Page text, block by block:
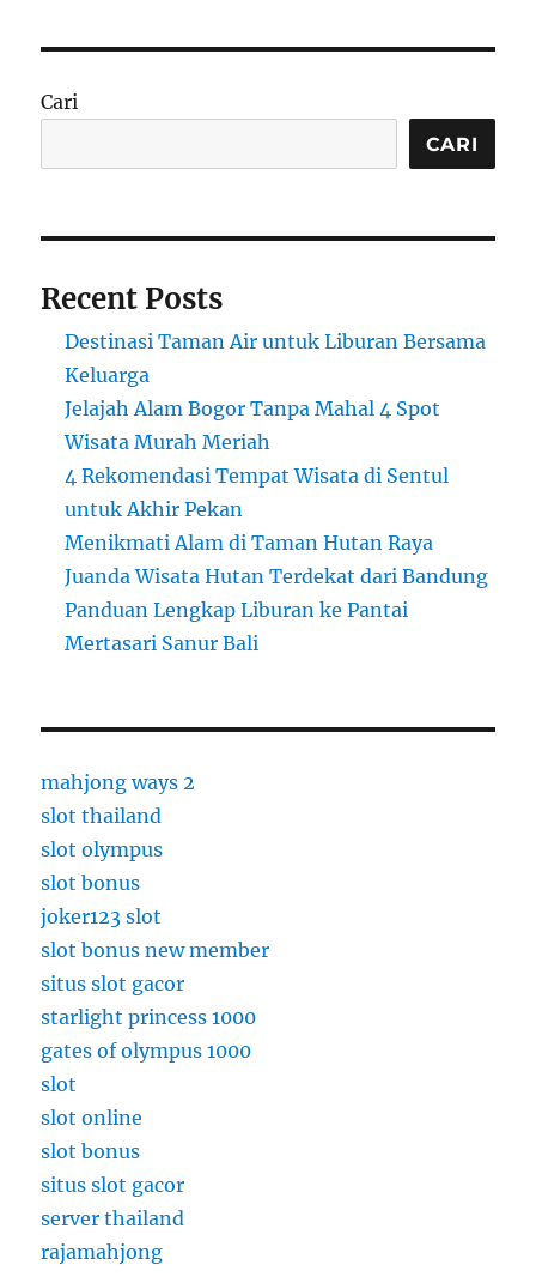
Cari
CARI
Recent Posts
Destinasi Taman Air untuk Liburan Bersama
Keluarga
Jelajah Alam Bogor Tanpa Mahal 4 Spot
Wisata Murah Meriah
4 Rekomendasi Tempat Wisata di Sentul
untuk Akhir Pekan
Menikmati Alam di Taman Hutan Raya
Juanda Wisata Hutan Terdekat dari Bandung
Panduan Lengkap Liburan ke Pantai
Mertasari Sanur Bali
mahjong ways 2
slot thailand
slot olympus
slot bonus
joker123 slot
slot bonus new member
situs slot gacor
starlight princess 1000
gates of olympus 1000
slot
slot online
slot bonus
situs slot gacor
server thailand
rajamahjong